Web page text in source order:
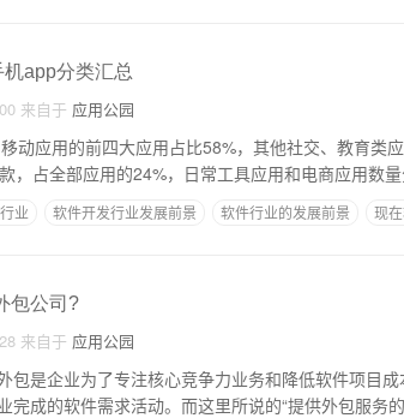
app分类汇总
来自于 应用公园
动应用的前四大应用占比58%，其他社交、教育类
，占全部应用的24%，日常工具应用和电商应用数
业 软件开发行业发展前景 软件行业的发展前景 现
包公司?
来自于 应用公园
包是企业为了专注核心竞争力业务和降低软件项目
完成的软件需求活动。而这里所说的“提供外包服务